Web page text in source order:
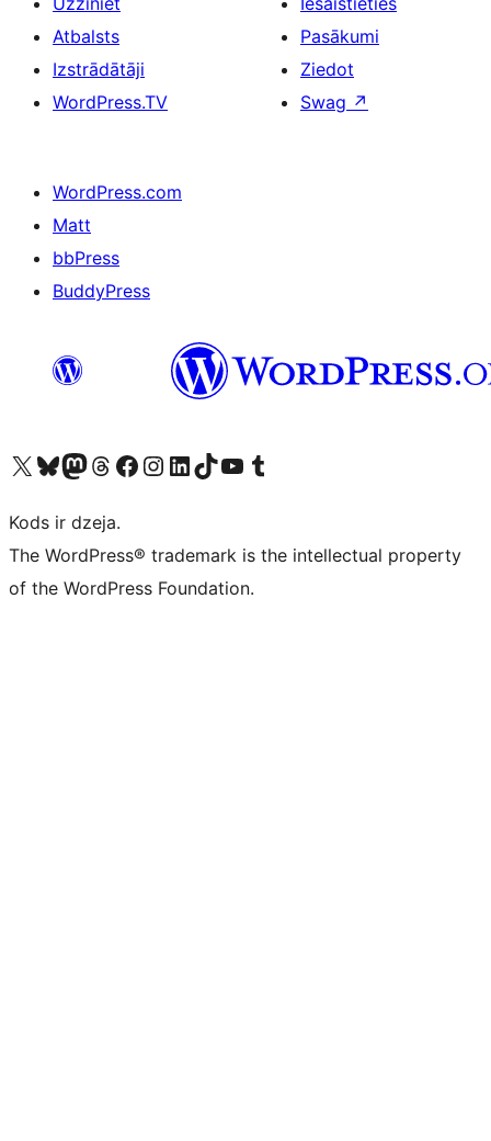
Atbalsts
Izstrādātāji
WordPress.TV
Pasākumi
Ziedot
Swag ↗
WordPress.com
Matt
bbPress
BuddyPress
Apmeklējiet mūsu X (agrāk Twitter) kontu
Apmeklējiet mūsu Bluesky kontu
Apmeklējiet mūsu Mastodon kontu
Apmeklējiet mūsu Threads kontu
Apmeklējiet mūsu Facebook lapuApmeklējiet mūsu Instagram kontu
Apmeklējiet mūsu LinkedIn kontu
Apmeklējiet mūsu TikTok kontu
Apmeklējiet mūsu YouTube kanālu
Apmeklējiet mūsu Tumblr kontu
Kods ir dzeja.
The WordPress® trademark is the intellectual property
of the WordPress Foundation.